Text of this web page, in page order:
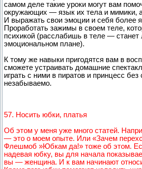
самом деле такие уроки могут вам
окружающих — язык их тела и мимики,
И выражать свои эмоции и себя более
Проработать зажимы в своем теле,
психикой (расслабишь в теле — станет
эмоциональном плане).
К тому же навыки пригодятся вам в
сможете устраивать домашние
играть с ними в пиратов и принцесс
незабываемо.
57. Носить юбки, платья
Об этом у меня уже много статей.
— это о моем опыте. Или «Зачем
Флешмоб »Юбкам да!» тоже об этом.
надевая юбку, вы для начала
вы — женщина. И к вам начинают